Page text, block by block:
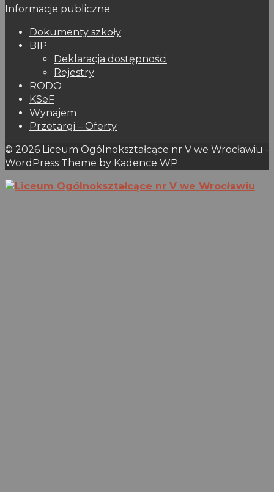
Informacje publiczne
Dokumenty szkoły
BIP
Deklaracja dostępności
Rejestry
RODO
KSeF
Wynajem
Przetargi – Oferty
© 2026 Liceum Ogólnokształcące nr V we Wrocławiu -
WordPress Theme by Kadence WP